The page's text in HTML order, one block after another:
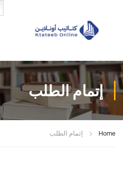
إتمام الطلب
Home إتمام الطلب